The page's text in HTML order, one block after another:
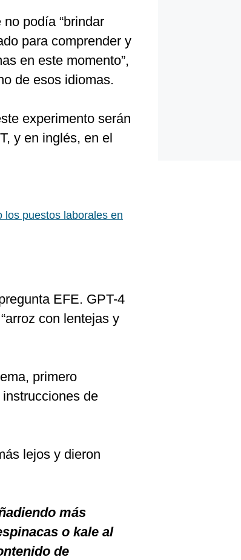
podía “brindar
para comprender y
en este momento”,
de esos idiomas.
experimento serán
y en inglés, en el
los puestos laborales en
EFE. GPT-4
con lentejas y
primero
de
lejos y dieron
más
o kale al
de